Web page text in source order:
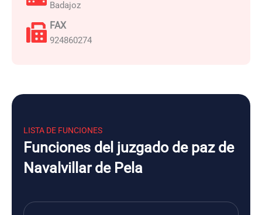
Badajoz
FAX
924860274
LISTA DE FUNCIONES
Funciones del juzgado de paz de
Navalvillar de Pela